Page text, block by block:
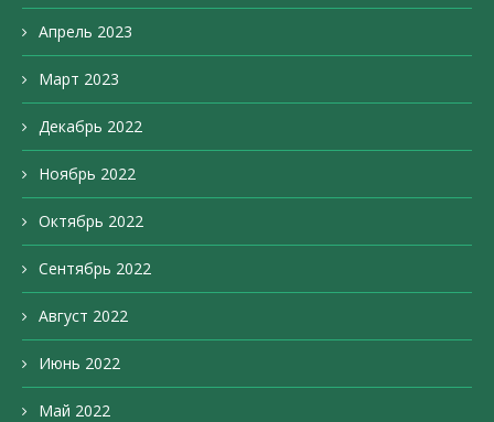
Апрель 2023
Март 2023
Декабрь 2022
Ноябрь 2022
Октябрь 2022
Сентябрь 2022
Август 2022
Июнь 2022
Май 2022